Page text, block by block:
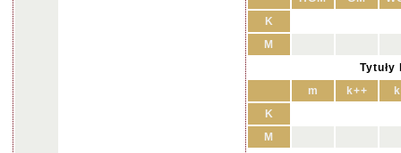
K
M
m
k++
K
M